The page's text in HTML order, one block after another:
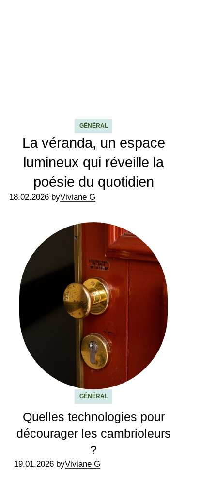
GÉNÉRAL
La véranda, un espace
lumineux qui réveille la
poésie du quotidien
18.02.2026 byViviane G
GÉNÉRAL
Quelles technologies pour
décourager les cambrioleurs
?
19.01.2026 byViviane G